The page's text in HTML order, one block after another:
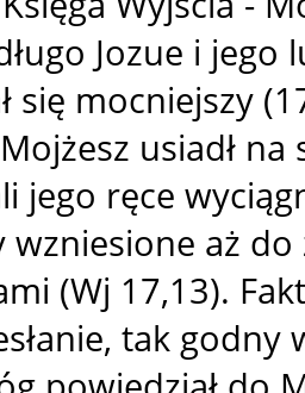
Jozue i jego
się mocniejszy
usiadł
jego ręce
wzniesione aż
(Wj 17,13).
tak godny